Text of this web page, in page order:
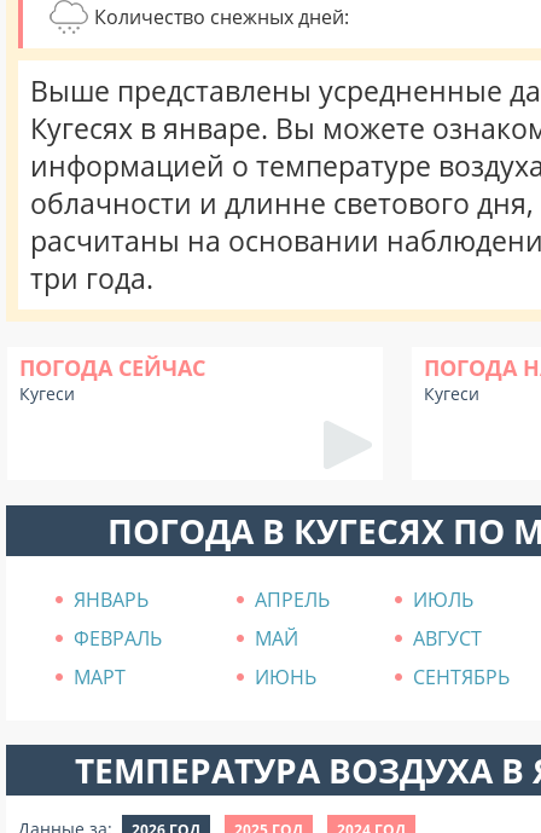
Количество снежных дней:
Выше представлены усредненные
Кугесях в январе. Вы можете
информацией о температуре
облачности и длинне светового
расчитаны на основании
три года.
ПОГОДА СЕЙЧАС
Кугеси
ПОГОДА
Кугеси
ПОГОДА В КУГЕСЯХ ПО
ЯНВАРЬ АПРЕЛЬ
ИЮЛЬ
ФЕВРАЛЬ
МАЙ
АВГУСТ
МАРТ
ИЮНЬ СЕНТЯБРЬ
ТЕМПЕРАТУРА ВОЗДУХА В